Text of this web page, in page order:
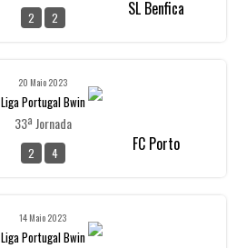
2 2 SL Benfica
20 Maio 2023
Liga Portugal Bwin
33ª Jornada
2 4 FC Porto
14 Maio 2023
Liga Portugal Bwin